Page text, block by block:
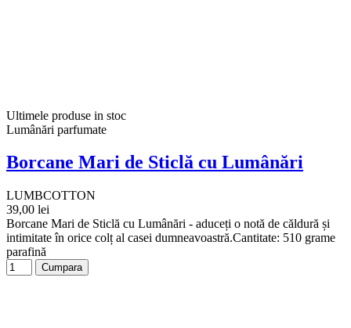
Ultimele produse in stoc
Lumânări parfumate
Borcane Mari de Sticlă cu Lumânări
LUMBCOTTON
39,00 lei
Borcane Mari de Sticlă cu Lumânări - aduceți o notă de căldură și
intimitate în orice colț al casei dumneavoastră.Cantitate: 510 grame
parafină
Cumpara